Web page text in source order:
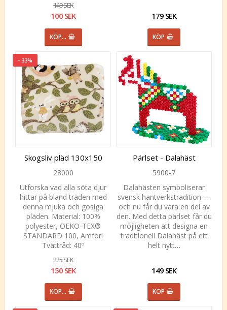
149 SEK
100 SEK
KÖP…
179 SEK
KÖP
- 33%
Skogsliv pläd 130x150
28000
Utforska vad alla söta djur
hittar på bland träden med
denna mjuka och gosiga
pläden. Material: 100%
polyester, OEKO-TEX®
STANDARD 100, Amfori
Tvättråd: 40º
225 SEK
150 SEK
KÖP…
Pärlset - Dalahäst
5900-7
Dalahästen symboliserar
svensk hantverkstradition —
och nu får du vara en del av
den. Med detta pärlset får du
möjligheten att designa en
traditionell Dalahäst på ett
helt nytt…
149 SEK
KÖP